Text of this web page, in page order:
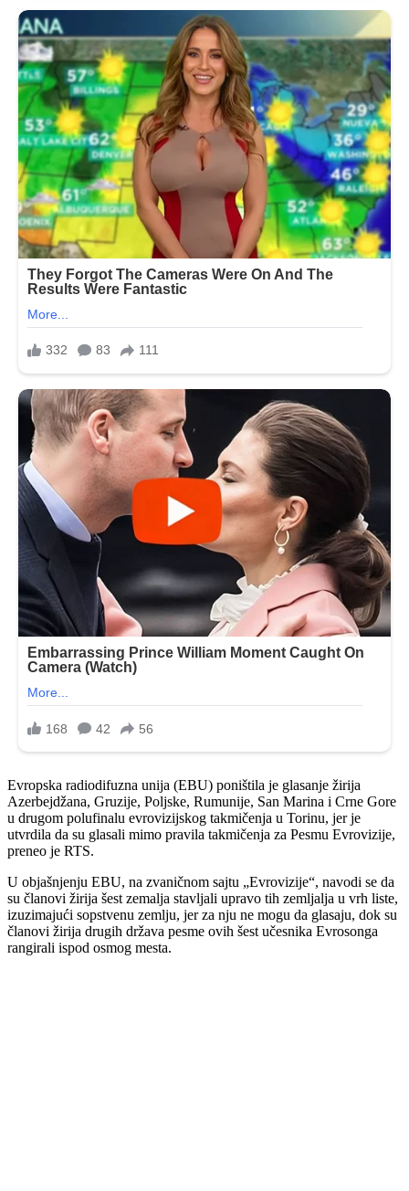
Evropska radiodifuzna unija (EBU) poništila je glasanje žirija
Azerbejdžana, Gruzije, Poljske, Rumunije, San Marina i Crne Gore
u drugom polufinalu evrovizijskog takmičenja u Torinu, jer je
utvrdila da su glasali mimo pravila takmičenja za Pesmu Evrovizije,
preneo je RTS.
U objašnjenju EBU, na zvaničnom sajtu „Evrovizije“, navodi se da
su članovi žirija šest zemalja stavljali upravo tih zemljalja u vrh liste,
izuzimajući sopstvenu zemlju, jer za nju ne mogu da glasaju, dok su
članovi žirija drugih država pesme ovih šest učesnika Evrosonga
rangirali ispod osmog mesta.